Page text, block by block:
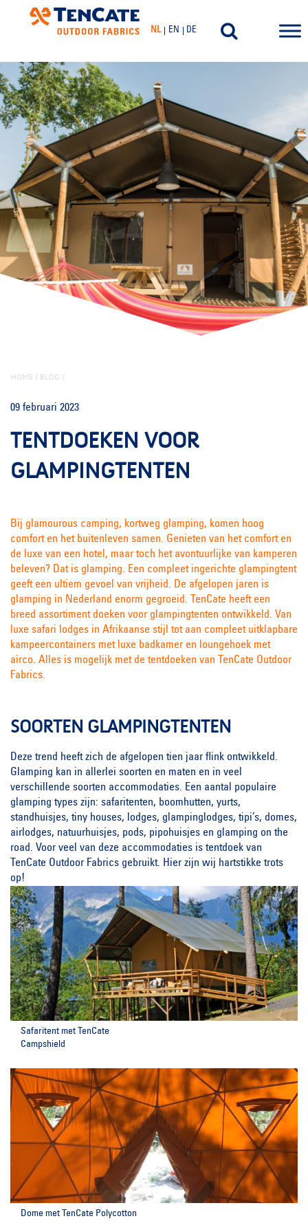
NL EN DE
HOME / BLOG /
09 februari 2023
TENTDOEKEN VOOR
GLAMPINGTENTEN
Bij glamourous camping, kortweg glamping, komen hoog
comfort en het buitenleven samen. Genieten van het comfort en
de luxe van een hotel, maar toch het avontuurlijke van kamperen
beleven? Dat is glamping. Een compleet ingerichte glampingtent
geeft een ultiem gevoel van vrijheid. De afgelopen jaren is
glamping in Nederland enorm gegroeid. TenCate heeft een
breed assortiment doeken voor glampingtenten ontwikkeld. Van
luxe safari lodges in Afrikaanse stijl tot aan compleet uitklapbare
kampeercontainers met luxe badkamer en loungehoek met
airco. Alles is mogelijk met de tentdoeken van TenCate Outdoor
Fabrics.
SOORTEN GLAMPINGTENTEN
Deze trend heeft zich de afgelopen tien jaar flink ontwikkeld.
Glamping kan in allerlei soorten en maten en in veel
verschillende soorten accommodaties. Een aantal populaire
glamping types zijn: safaritenten, boomhutten, yurts,
standhuisjes, tiny houses, lodges, glampinglodges, tipi’s, domes,
airlodges, natuurhuisjes, pods, pipohuisjes en glamping on the
road. Voor veel van deze accommodaties is tentdoek van
TenCate Outdoor Fabrics gebruikt. Hier zijn wij hartstikke trots
op!
Safaritent met TenCate
Campshield
Dome met TenCate Polycotton